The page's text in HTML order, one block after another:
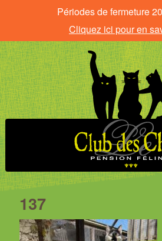
137
Périodes de fermeture
Cliquez ici pour en